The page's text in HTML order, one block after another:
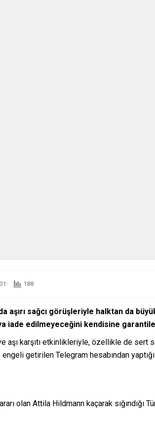
188
aşırı sağcı görüşleriyle halktan da
iade edilmeyeceğini kendisine
aşı karşıtı etkinlikleriyle, özellikle de sert
getirilen Telegram hesabından
olan Attila Hildmann kaçarak sığındığı